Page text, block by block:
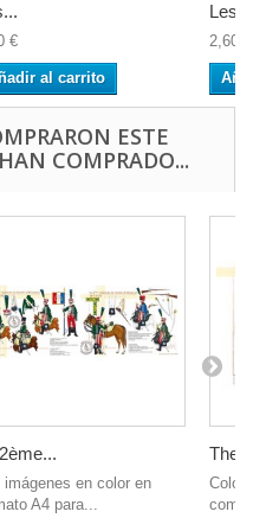
€
al carrito
Les...
2,60 €
ESTE
COMPRADO...
imágenes en color en
A4 para...
The
Color